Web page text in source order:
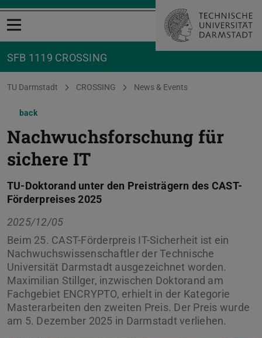
Open menu
SFB 1119 CROSSING
You are here:
TU Darmstadt CROSSING News & Events
back
Nachwuchsforschung für
sichere IT
TU-Doktorand unter den Preisträgern des CAST-
Förderpreises 2025
2025/12/05
Beim 25. CAST-Förderpreis IT-Sicherheit ist ein
Nachwuchswissenschaftler der Technische
Universität Darmstadt ausgezeichnet worden.
Maximilian Stillger, inzwischen Doktorand am
Fachgebiet ENCRYPTO, erhielt in der Kategorie
Masterarbeiten den zweiten Preis. Der Preis wurde
am 5. Dezember 2025 in Darmstadt verliehen.